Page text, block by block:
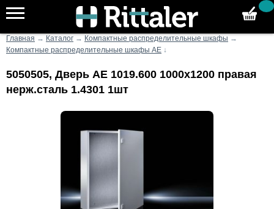
Главная → Каталог → Компактные распределительные шкафы →
Компактные распределительные шкафы AE ↓
5050505, Дверь AE 1019.600 1000x1200 правая
нерж.сталь 1.4301 1шт